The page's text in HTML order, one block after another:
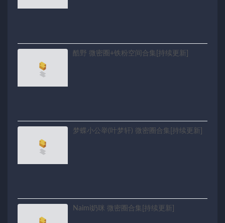
酷野 微密圈+铁粉空间合集[持续更新]
梦蝶小公举(叶梦轩) 微密圈合集[持续更新]
Naimi奶咪 微密圈合集[持续更新]